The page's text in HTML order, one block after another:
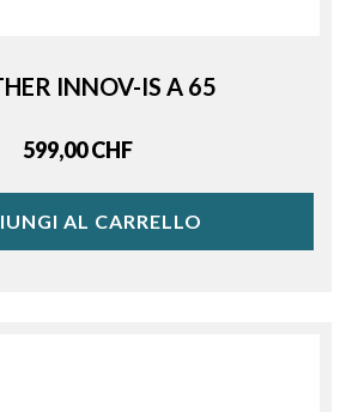
INNOV-IS A 65
Price
599,00 CHF
AL CARRELLO